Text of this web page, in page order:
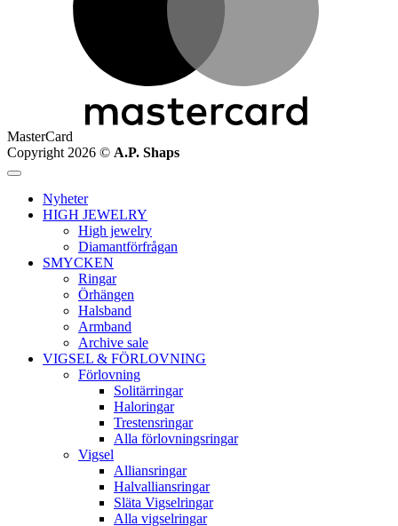
MasterCard
Copyright 2026 © A.P. Shaps
Nyheter
HIGH JEWELRY
High jewelry
Diamantförfrågan
SMYCKEN
Ringar
Örhängen
Halsband
Armband
Archive sale
VIGSEL & FÖRLOVNING
Förlovning
Solitärringar
Haloringar
Trestensringar
Alla förlovningsringar
Vigsel
Alliansringar
Halvalliansringar
Släta Vigselringar
Alla vigselringar